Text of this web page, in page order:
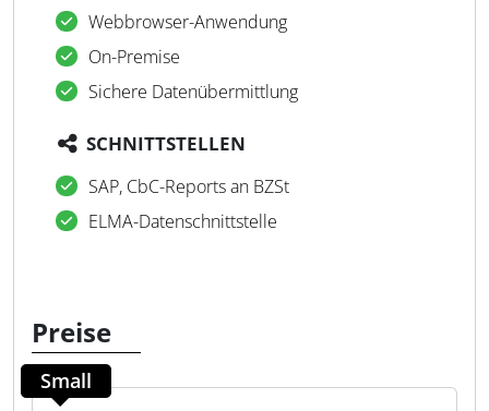
Webbrowser-Anwendung
On-Premise
Sichere Datenübermittlung
SCHNITTSTELLEN
SAP, CbC-Reports an BZSt
ELMA-Datenschnittstelle
Preise
Small